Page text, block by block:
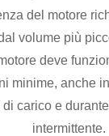
del motore
volume più
deve
minime, anche
carico e
intermittente.